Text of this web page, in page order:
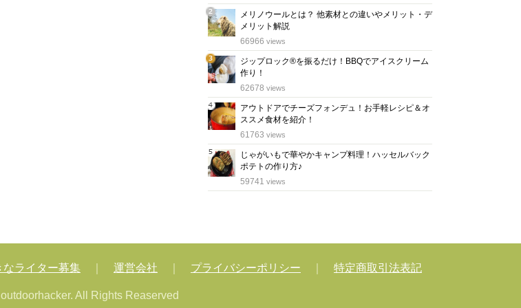
2
位
メリノウールとは？ 他素材との違いやメリット・デ
メリット解説
66966 views
3
位
ジップロック®を振るだけ！BBQでアイスクリーム
作り！
62678 views
4
位
アウトドアでチーズフォンデュ！お手軽レシピ＆オ
ススメ食材を紹介！
61763 views
5
位
じゃがいもで華やかキャンプ料理！ハッセルバック
ポテトの作り方♪
59741 views
なライター募集 運営会社 プライバシーポリシー 特定商取引法表記
All Rights Reaserved